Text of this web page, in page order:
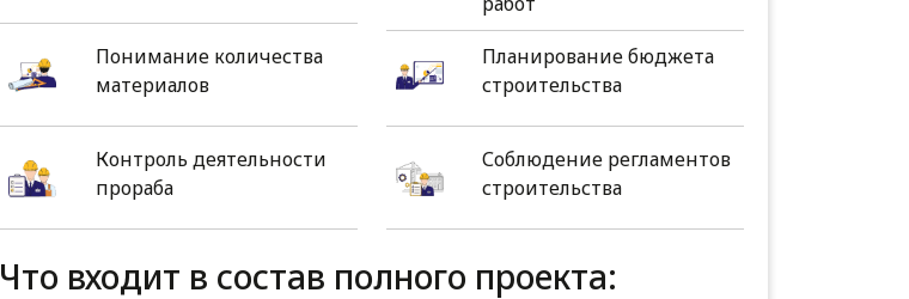
Понимание количества
материалов
Планирование бюджета
строительства
Контроль деятельности
прораба
Соблюдение регламентов
строительства
Что входит в состав полного проекта: